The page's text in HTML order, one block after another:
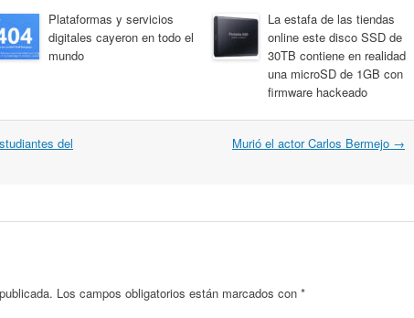
Plataformas y servicios
digitales cayeron en todo el
mundo
La estafa de las tiendas
online este disco SSD de
30TB contiene en realidad
una microSD de 1GB con
firmware hackeado
del
Murió el actor Carlos Bermejo →
Los campos obligatorios están marcados con *